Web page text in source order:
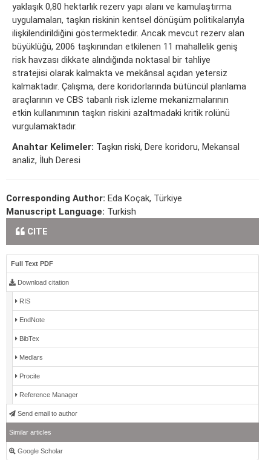
yaklaşık 0,80 hektarlık rezerv yapı alanı ve kamulaştırma
uygulamaları, taşkın riskinin kentsel dönüşüm politikalarıyla
ilişkilendirildiğini göstermektedir. Ancak mevcut rezerv alan
büyüklüğü, 2006 taşkınından etkilenen 11 mahallelik geniş
risk havzası dikkate alındığında noktasal bir tahliye
stratejisi olarak kalmakta ve mekânsal açıdan yetersiz
kalmaktadır. Çalışma, dere koridorlarında bütüncül planlama
araçlarının ve CBS tabanlı risk izleme mekanizmalarının
etkin kullanımının taşkın riskini azaltmadaki kritik rolünü
vurgulamaktadır.
Anahtar Kelimeler: Taşkın riski, Dere koridoru, Mekansal
analiz, İluh Deresi
Corresponding Author: Eda Koçak, Türkiye
Manuscript Language: Turkish
CITE
Full Text PDF
Download citation
RIS
EndNote
BibTex
Medlars
Procite
Reference Manager
Send email to author
Similar articles
Google Scholar